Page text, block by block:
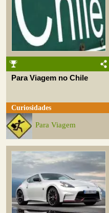
Para Viagem no Chile
Curiosidades
Para Viagem